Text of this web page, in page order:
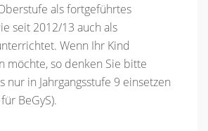
als fortgeführtes
seit 2012/13 auch als
Wenn Ihr Kind
möchte, so denken Sie bitte
nur in Jahrgangsstufe 9 einsetzen
BeGyS).